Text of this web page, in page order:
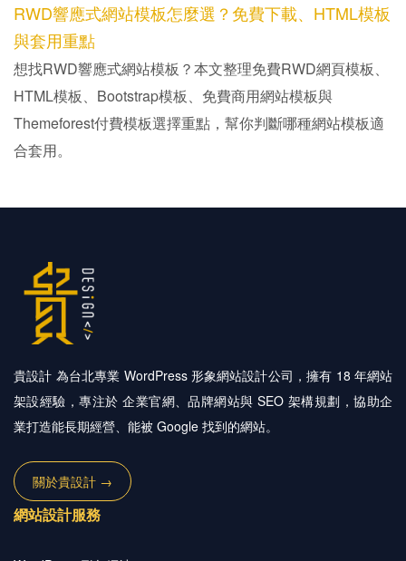
RWD響應式網站模板怎麼選？免費下載、HTML模板
與套用重點
想找RWD響應式網站模板？本文整理免費RWD網頁模板、
HTML模板、Bootstrap模板、免費商用網站模板與
Themeforest付費模板選擇重點，幫你判斷哪種網站模板適
合套用。
貴設計 為台北專業 WordPress 形象網站設計公司，擁有 18 年網站
架設經驗，專注於 企業官網、品牌網站與 SEO 架構規劃，協助企
業打造能長期經營、能被 Google 找到的網站。
關於貴設計 →
網站設計服務